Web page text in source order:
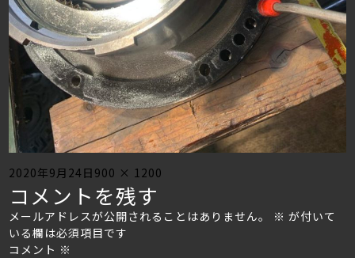
Posted
on
2020年9月24日 Full
size
900 × 1200
コメントを残す
メールアドレスが公開されることはありません。 ※ が付いて
いる欄は必須項目です
コメント ※